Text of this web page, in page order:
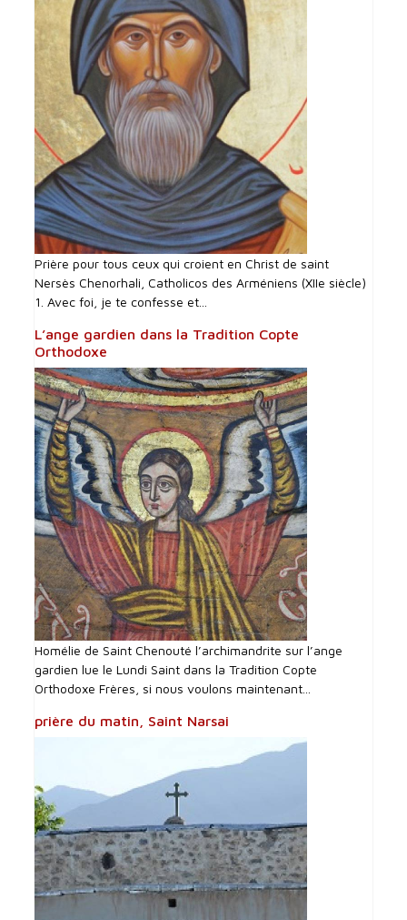
Prière pour tous ceux qui croient en Christ de saint
Nersès Chenorhali, Catholicos des Arméniens (XIIe siècle)
1. Avec foi, je te confesse et...
L’ange gardien dans la Tradition Copte
Orthodoxe
Homélie de Saint Chenouté l’archimandrite sur l’ange
gardien lue le Lundi Saint dans la Tradition Copte
Orthodoxe Frères, si nous voulons maintenant...
prière du matin, Saint Narsai